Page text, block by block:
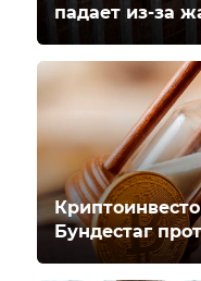
падает из-за
Бундестаг